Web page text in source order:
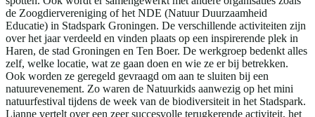
de Zoogdiervereniging of het NDE (Natuur Duurzaamheid
Educatie) in Stadspark Groningen. De verschillende activiteiten zijn
over het jaar verdeeld en vinden plaats op een inspirerende plek in
Haren, de stad Groningen en Ten Boer. De werkgroep bedenkt alles
zelf, welke locatie, wat ze gaan doen en wie ze er bij betrekken.
Ook worden ze geregeld gevraagd om aan te sluiten bij een
natuurevenement. Zo waren de Natuurkids aanwezig op het mini
natuurfestival tijdens de week van de biodiversiteit in het Stadspark.
Lianne vertelt over een zeer succesvolle terugkerende activiteit, het